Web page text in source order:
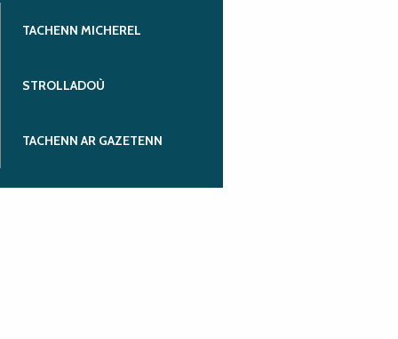
TACHENN MICHEREL
STROLLADOÙ
TACHENN AR GAZETENN